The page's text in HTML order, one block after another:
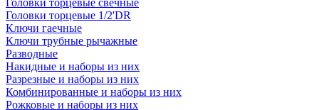
Головки торцевые свечные
Головки торцевые 1/2'DR
Ключи гаечные
Ключи трубные рычажные
Разводные
Накидные и наборы из них
Разрезные и наборы из них
Комбинированные и наборы из них
Рожковые и наборы из них